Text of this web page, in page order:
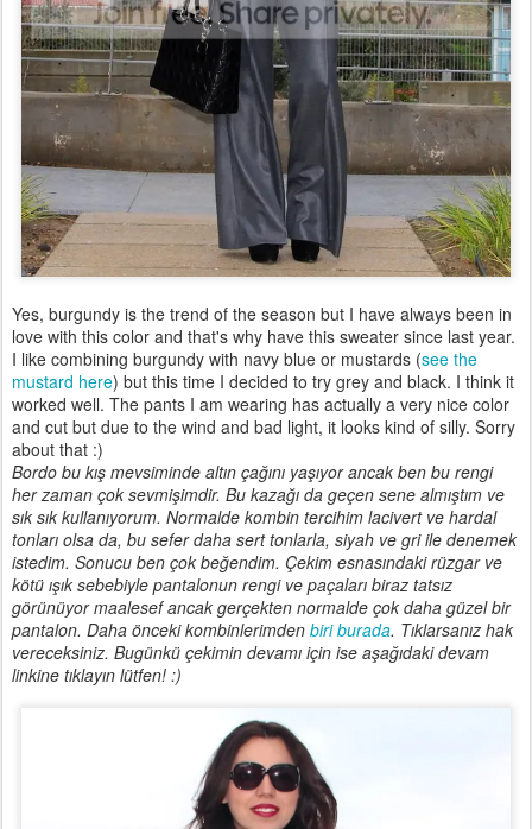
Yes, burgundy is the trend of the season but I have always been in
love with this color and that's why have this sweater since last year.
I like combining burgundy with navy blue or mustards (see the
mustard here) but this time I decided to try grey and black. I think it
worked well. The pants I am wearing has actually a very nice color
and cut but due to the wind and bad light, it looks kind of silly. Sorry
about that :)
Bordo bu kış mevsiminde altın çağını yaşıyor ancak ben bu rengi
her zaman çok sevmişimdir. Bu kazağı da geçen sene almıştım ve
sık sık kullanıyorum. Normalde kombin tercihim lacivert ve hardal
tonları olsa da, bu sefer daha sert tonlarla, siyah ve gri ile denemek
istedim. Sonucu ben çok beğendim. Çekim esnasındaki rüzgar ve
kötü ışık sebebiyle pantalonun rengi ve paçaları biraz tatsız
görünüyor maalesef ancak gerçekten normalde çok daha güzel bir
pantalon. Daha önceki kombinlerimden biri burada. Tıklarsanız hak
vereceksiniz. Bugünkü çekimin devamı için ise aşağıdaki devam
linkine tıklayın lütfen! :)